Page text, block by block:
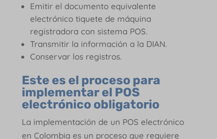
Emitir el documento equivalente
electrónico tiquete de máquina
registradora con sistema POS.
Transmitir la información a la DIAN.
Conservar los registros.
Este es el proceso para
implementar el POS
electrónico obligatorio
La implementación de un POS electrónico
en Colombia es un proceso que requiere